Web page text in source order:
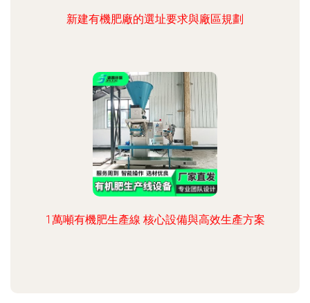
新建有機肥廠的選址要求與廠區規劃
1萬噸有機肥生產線 核心設備與高效生產方案